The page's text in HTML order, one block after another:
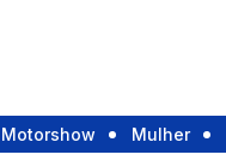
Motorshow Mulher